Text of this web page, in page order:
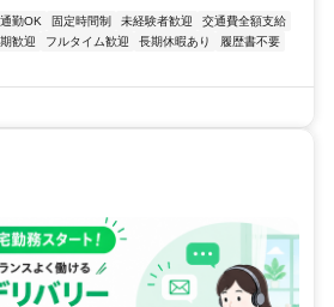
勤OK 固定時間制 未経験者歓迎
交通費全額支給
歓迎 フルタイム歓迎 長期休暇あり
履歴書不要